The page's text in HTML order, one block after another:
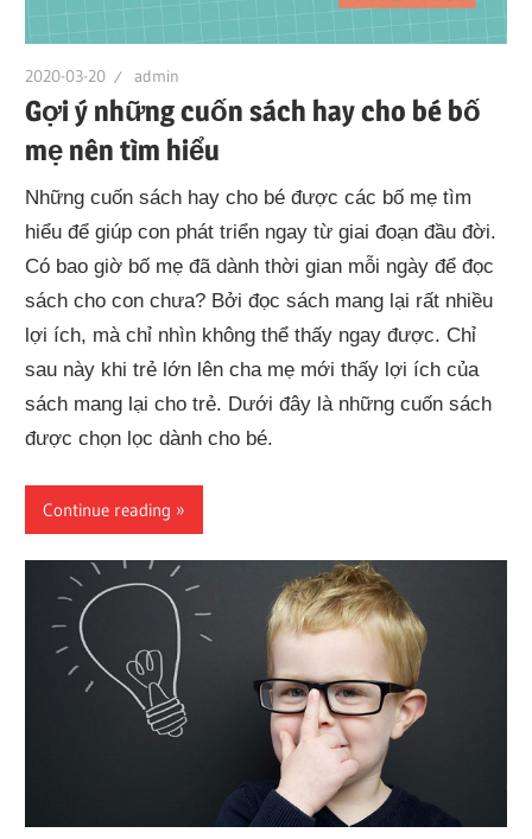
2020-03-20 admin
Gợi ý những cuốn sách hay cho bé bố
mẹ nên tìm hiểu
Những cuốn sách hay cho bé được các bố mẹ tìm
hiểu để giúp con phát triển ngay từ giai đoạn đầu đời.
Có bao giờ bố mẹ đã dành thời gian mỗi ngày để đọc
sách cho con chưa? Bởi đọc sách mang lại rất nhiều
lợi ích, mà chỉ nhìn không thể thấy ngay được. Chỉ
sau này khi trẻ lớn lên cha mẹ mới thấy lợi ích của
sách mang lại cho trẻ. Dưới đây là những cuốn sách
được chọn lọc dành cho bé.
Continue reading